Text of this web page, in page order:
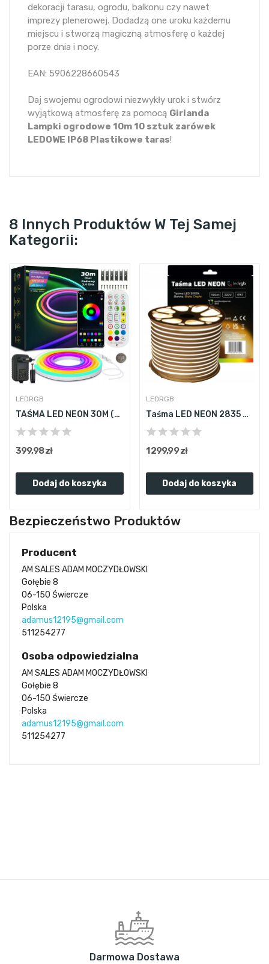
dekoracji tarasu, ogrodu, balkonu czy nawet
imprezy plenerowej. Dodadzą one uroku każdemu
miejscu i stworzą magiczną atmosferę o każdej
porze dnia i nocy.
EAN: 5906228660543
Daj swojemu ogrodowi niezwykły urok i stwórz
wyjątkową atmosferę za pomocą Girlanda
Lampki ogrodowe 10m 10 sztuk zarówek
LEDOWE IP68 Plastikowe taras!
8 Innych Produktów W Tej Samej
Kategorii:
LEDRGB
TAŚMA LED NEON 30M (2x15) APLIKACJA BLUETOOTH...
399,98 zł
Dodaj do koszyka
LEDRGB
Taśma LED NEON 2835 220V 230V 100m 3000K BIAŁA...
1 299,99 zł
Dodaj do koszyka
Bezpieczeństwo Produktów
Producent
AM SALES ADAM MOCZYDŁOWSKI
Gołębie 8
06-150 Świercze
Polska
adamus12195@gmail.com
511254277
Osoba odpowiedzialna
AM SALES ADAM MOCZYDŁOWSKI
Gołębie 8
06-150 Świercze
Polska
adamus12195@gmail.com
511254277
Darmowa Dostawa